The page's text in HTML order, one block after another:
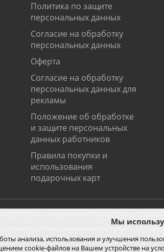
Политика по защите
персональных данных
Согласие на обработку
персональных данных
Оферта
Согласие на обработку
персональных данных для
рекламы
Положение об обработке
и защите персональных
данных работников
Правила покупки и
использования
подарочных карт
стоимость товаров не являются публичной
в салонах и действуют только при покупке с
Мы
анализа, использования и улучшения
cookie-файлов на Вашем устройстве на